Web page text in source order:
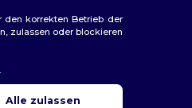
den korrekten Betrieb der
zulassen oder blockieren
.
Alle zulassen
Sie uns jederzeit
zu helfen.